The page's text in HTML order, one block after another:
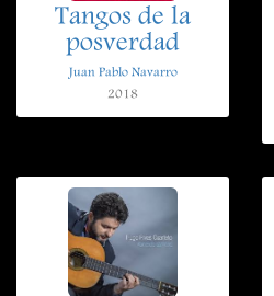
Tangos de la
posverdad
Juan Pablo Navarro
2018